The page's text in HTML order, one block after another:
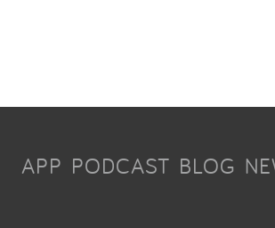
APP PODCAST BLOG